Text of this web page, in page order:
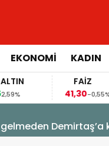
EKONOMİ KADIN
FAİZ
41,30 -0,55%
Demirtaş’a